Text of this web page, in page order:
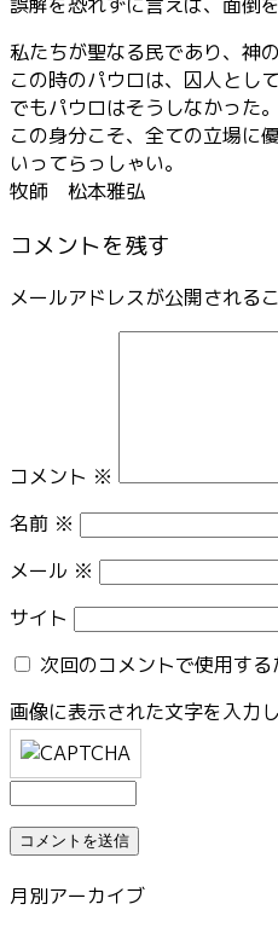
私たちが聖なる民であり、神
この時のパウロは、囚人とし
でもパウロはそうしなかった
この身分こそ、全ての立場に
いってらっしゃい。
牧師 松本雅弘
コメントを残す
メールアドレスが公開される
コメント ※
名前 ※
メール ※
サイト
次回のコメントで使用す
画像に表示された文字を入力
月別アーカイブ